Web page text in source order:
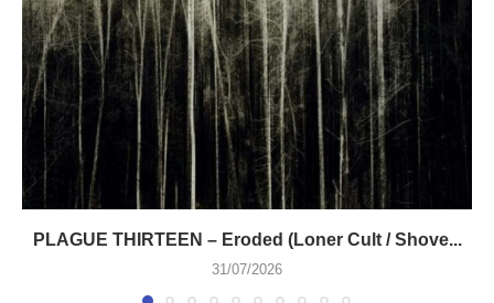
PLAGUE THIRTEEN – Eroded (Loner Cult / Shove...
31/07/2026